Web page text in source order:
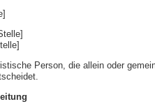
Person, die allein oder